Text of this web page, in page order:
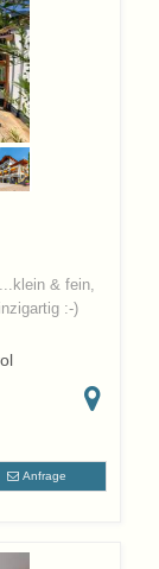
...klein & fein,
:-)
Anfrage